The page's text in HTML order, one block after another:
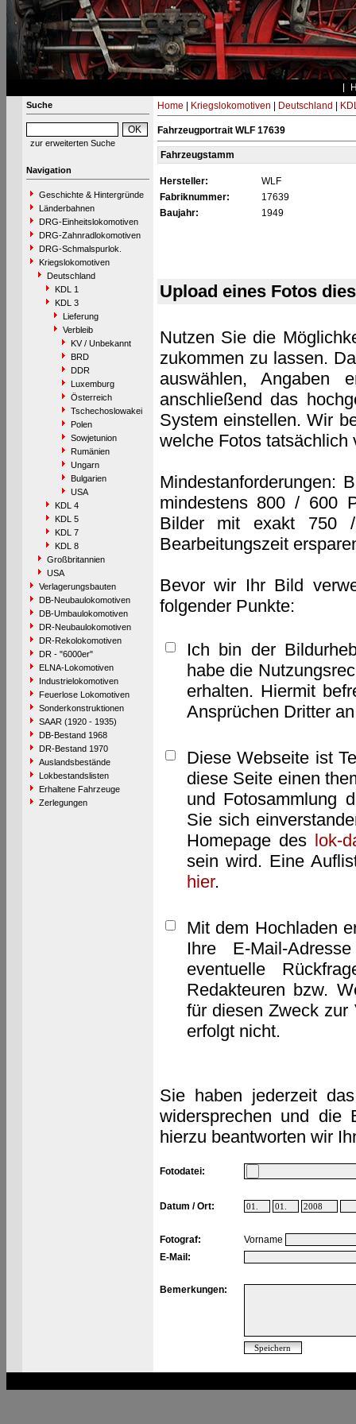
Suche
zur erweiterten Suche
Navigation
Geschichte & Hintergründe
Länderbahnen
DRG-Einheitslokomotiven
DRG-Zahnradlokomotiven
DRG-Schmalspurlok.
Kriegslokomotiven
Deutschland
KDL 1
KDL 3
Lieferung
Verbleib
KV / Unbekannt
BRD
DDR
Luxemburg
Österreich
Tschechoslowakei
Polen
Sowjetunion
Rumänien
Ungarn
Bulgarien
USA
KDL 4
KDL 5
KDL 7
KDL 8
Großbritannien
USA
Verlagerungsbauten
DB-Neubaulokomotiven
DB-Umbaulokomotiven
DR-Neubaulokomotiven
DR-Rekolokomotiven
DR - "6000er"
ELNA-Lokomotiven
Industrielokomotiven
Feuerlose Lokomotiven
Sonderkonstruktionen
SAAR (1920 - 1935)
DB-Bestand 1968
DR-Bestand 1970
Auslandsbestände
Lokbestandslisten
Erhaltene Fahrzeuge
Zerlegungen
Home Kriegslokomotiven Deutschland
Fahrzeugportrait WLF 17639
Fahrzeugstamm
Hersteller:
WLF
Fabriknummer:
17639
Baujahr:
1949
Upload eines Fotos
Nutzen Sie die
zukommen zu lassen.
auswählen, Angaben
anschließend das
System einstellen. Wir
welche Fotos tatsächlich
Mindestanforderungen:
mindestens 800 / 600
Bilder mit exakt 750
Bearbeitungszeit
Bevor wir Ihr Bild
folgender Punkte:
Ich bin der
habe die
erhalten. Hiermit
Ansprüchen Dritter
Diese Webseite ist
diese Seite einen
und Fotosammlung
Sie sich
Homepage des lok-
sein wird. Eine
hier.
Mit dem Hochladen
Ihre E-Mail-
eventuelle
Redakteuren bzw.
für diesen Zweck zur
erfolgt nicht.
Sie haben jederzeit
widersprechen und die
hierzu beantworten wir
Fotodatei:
Datum / Ort:
Fotograf:
Vorname
E-Mail:
Bemerkungen: